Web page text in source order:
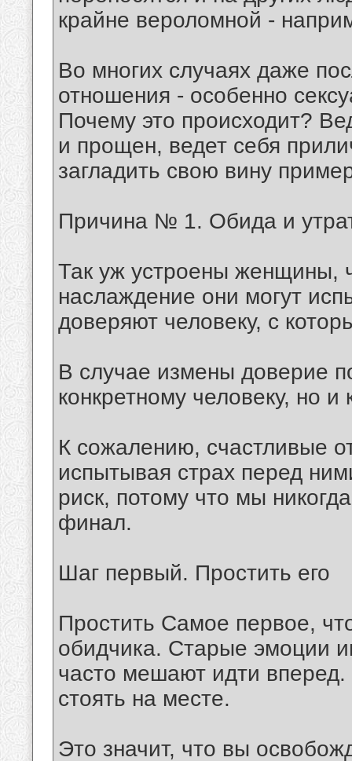
крайне вероломной -
Во многих случаях даже
отношения - особенно
Почему это происходит?
и прощен, ведет себя
загладить свою вину
Причина № 1. Обида и
Так уж устроены женщины,
наслаждение они могут
доверяют человеку, с
В случае измены доверие
конкретному человеку, но
К сожалению, счастливые
испытывая страх перед
риск, потому что мы
финал.
Шаг первый. Простить его
Простить Самое первое,
обидчика. Старые эмоции
часто мешают идти
стоять на месте.
Это значит, что вы